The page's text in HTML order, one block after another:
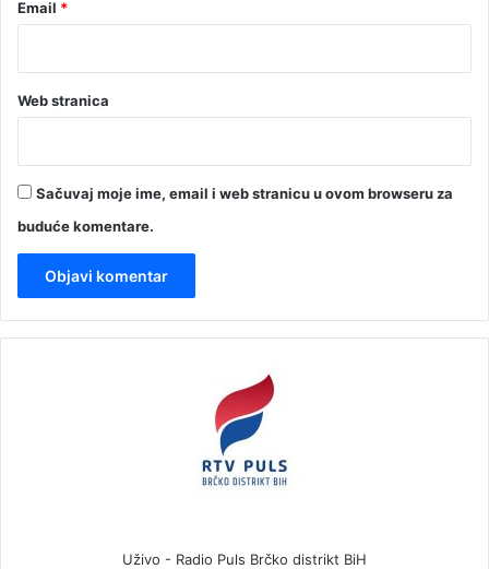
Email *
Web stranica
Sačuvaj moje ime, email i web stranicu u ovom browseru za
buduće komentare.
Uživo - Radio Puls Brčko distrikt BiH